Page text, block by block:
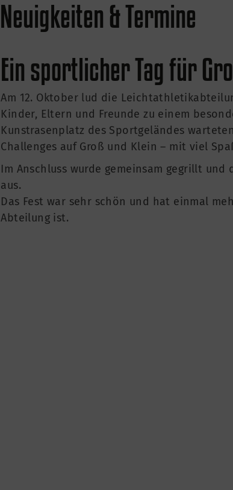
Neuigkeiten & Termine
Ein sportlicher Tag für
Am 12. Oktober lud die
Kinder, Eltern und Freunde zu einem
Kunstrasenplatz des Sportgeländes
Challenges auf Groß und Klein – mit viel
Im Anschluss wurde gemeinsam gegrillt
aus.
Das Fest war sehr schön und hat einmal
Abteilung ist.